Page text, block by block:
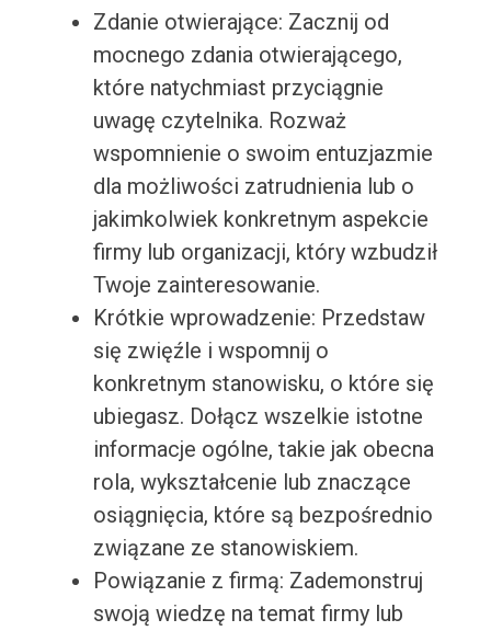
Zdanie otwierające: Zacznij od
mocnego zdania otwierającego,
które natychmiast przyciągnie
uwagę czytelnika. Rozważ
wspomnienie o swoim entuzjazmie
dla możliwości zatrudnienia lub o
jakimkolwiek konkretnym aspekcie
firmy lub organizacji, który wzbudził
Twoje zainteresowanie.
Krótkie wprowadzenie: Przedstaw
się zwięźle i wspomnij o
konkretnym stanowisku, o które się
ubiegasz. Dołącz wszelkie istotne
informacje ogólne, takie jak obecna
rola, wykształcenie lub znaczące
osiągnięcia, które są bezpośrednio
związane ze stanowiskiem.
Powiązanie z firmą: Zademonstruj
swoją wiedzę na temat firmy lub